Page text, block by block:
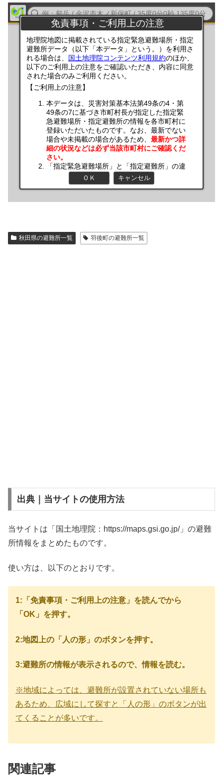
秋田県の避難所一覧 羽後町の避難所一覧
出典｜当サイトの使用方法
当サイトは「国土地理院：https://maps.gsi.go.jp/」の避難
所情報をまとめたものです。
使い方は、以下のとおりです。
1:「免責事項・ご利用上の注意」を読んでから
「OK」を押す。
2:地図上の「人の形」のボタンを押す。
3:避難所の情報が表示されるので、情報を読む。
※地域によっては、避難所が設置されていない場所も
あるため、広域にして探すと「人の形」のボタンが出
てくることが多いです。
関連記事